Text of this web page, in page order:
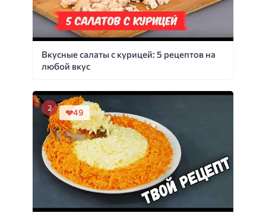
Вкусные салаты с курицей: 5 рецептов на
любой вкус
49